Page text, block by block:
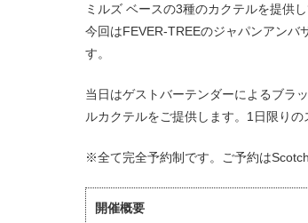
ミルズ ベースの3種のカクテルを提供
今回はFEVER-TREEのジャパンアンバ
す。
当日はゲストバーテンダーによるブラ
ルカクテルをご提供します。1日限り
※全て完全予約制です。ご予約は
開催概要